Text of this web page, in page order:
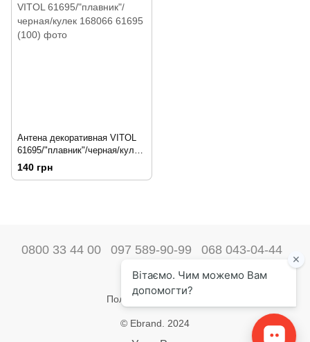
Антена декоративная VITOL
61695/"плавник"/черная/кулек
168066
140 грн
0800 33 44 00 097 589-90-99 068 043-04-44
Наши контакты
Полная версия сайта
© Ebrand. 2024